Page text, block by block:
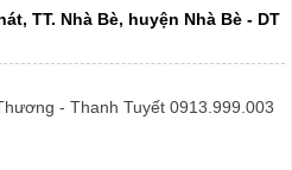
TT. Nhà Bè, huyện Nhà Bè - DT
- Thanh Tuyết 0913.999.003